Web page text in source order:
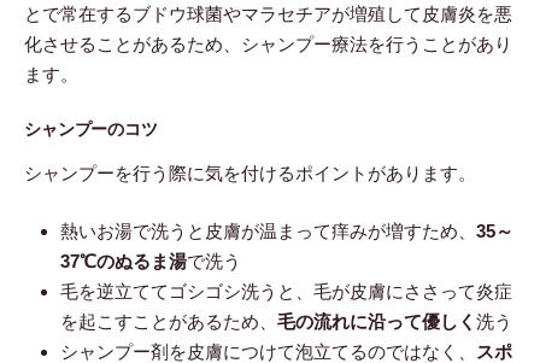
とで常在するブドウ球菌やマラセチアが増殖して皮膚炎を悪
化させることがあるため、シャンプー療法を行うことがあり
ます。
シャンプーのコツ
シャンプーを行う際に気を付けるポイントがあります。
熱いお湯で洗うと皮膚が温まって痒みが増すため、 35～
37℃のぬるま湯で洗う
毛を逆立ててゴシゴシ洗うと、毛が皮膚にささって炎症
を起こすことがあるため、 毛の流れに沿って優しく 洗う
シャンプー剤を皮膚につけて泡立てるのではなく、
スポ